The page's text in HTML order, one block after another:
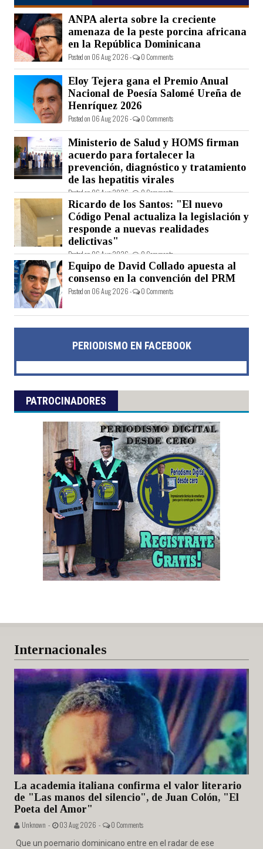
ANPA alerta sobre la creciente
amenaza de la peste porcina africana
en la República Dominicana
Posted on 06 Aug 2026 - 0 Comments
Eloy Tejera gana el Premio Anual
Nacional de Poesía Salomé Ureña de
Henríquez 2026
Posted on 06 Aug 2026 - 0 Comments
Ministerio de Salud y HOMS firman
acuerdo para fortalecer la
prevención, diagnóstico y tratamiento
de las hepatitis virales
Posted on 06 Aug 2026 - 0 Comments
Ricardo de los Santos: "El nuevo
Código Penal actualiza la legislación y
responde a nuevas realidades
delictivas"
Posted on 06 Aug 2026 - 0 Comments
Equipo de David Collado apuesta al
consenso en la convención del PRM
Posted on 06 Aug 2026 - 0 Comments
PERIODISMO EN FACEBOOK
PATROCINADORES
Internacionales
La academia italiana confirma el valor literario
de "Las manos del silencio", de Juan Colón, "El
Poeta del Amor"
Unknown - 03 Aug 2026 - 0 Comments
Que un poemario dominicano entre en el radar de ese